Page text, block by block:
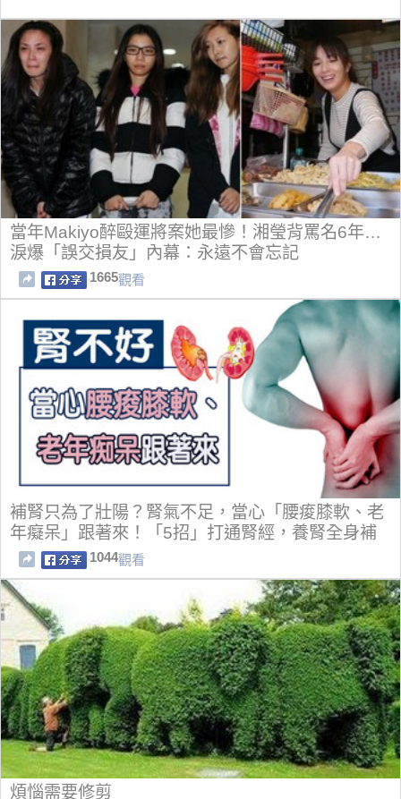
當年Makiyo醉毆運將案她最慘！湘瑩背罵名6年…
淚爆「誤交損友」內幕：永遠不會忘記
1665觀看
補腎只為了壯陽？腎氣不足，當心「腰痠膝軟、老
年癡呆」跟著來！「5招」打通腎經，養腎全身補
1044觀看
煩惱需要修剪